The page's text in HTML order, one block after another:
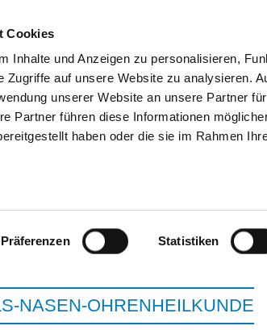
Cookies
Inhalte und Anzeigen zu personalisieren,
Zugriffe auf unsere Website zu analysieren.
unserer Website an unsere Partner
Partner führen diese Informationen
haben oder die sie im Rahmen
Präferenzen Statistiken
SUCHEN TIPPS & HILFE
OBERLINKLINIK
NASEN-OHRENHEILKUNDE